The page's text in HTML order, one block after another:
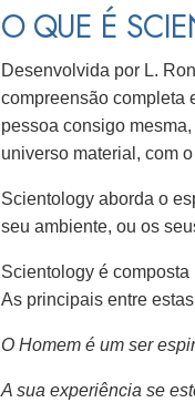
O QUE É
Desenvolvida por L.
compreensão completa
pessoa consigo
universo material, com
Scientology aborda o
seu ambiente, ou os
Scientology é
As principais entre
O Homem é um ser
A sua experiência se